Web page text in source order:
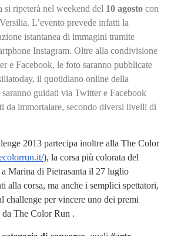
si ripeterà nel weekend del 10 agosto con
L’evento prevede infatti la
istantanea di immagini tramite
Instagram. Oltre alla condivisione
e Facebook, le foto saranno pubblicate
il quotidiano online della
guidati via Twitter e Facebook
da immortalare, secondo diversi livelli di
2013 partecipa inoltre alla The Color
), la corsa più colorata del
Marina di Pietrasanta il 27 luglio
alla corsa, ma anche i semplici spettatori,
challenge per vincere uno dei premi
The Color Run .